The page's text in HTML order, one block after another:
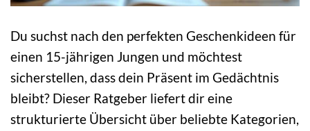
Du suchst nach den perfekten Geschenkideen für
einen 15-jährigen Jungen und möchtest
sicherstellen, dass dein Präsent im Gedächtnis
bleibt? Dieser Ratgeber liefert dir eine
strukturierte Übersicht über beliebte Kategorien,